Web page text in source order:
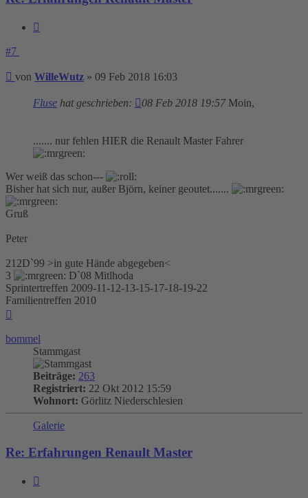
#7
Beitrag
von WilleWutz » 09 Feb 2018 16:03
Fluse hat geschrieben: 08 Feb 2018 19:57Moin,
....... nur fehlen HIER die Renault Master Fahrer
Wer weiß das schon---
Bisher hat sich nur, außer Björn, keiner geoutet.......
Gruß
Peter
212D`99 >in gute Hände abgegeben<
3
D`08 Mitlhoda
Sprintertreffen 2009-11-12-13-15-17-18-19-22
Familientreffen 2010
bommel
Stammgast
Beiträge: 263
Registriert: 22 Okt 2012 15:59
Wohnort: Görlitz Niederschlesien
Galerie
Re: Erfahrungen Renault Master